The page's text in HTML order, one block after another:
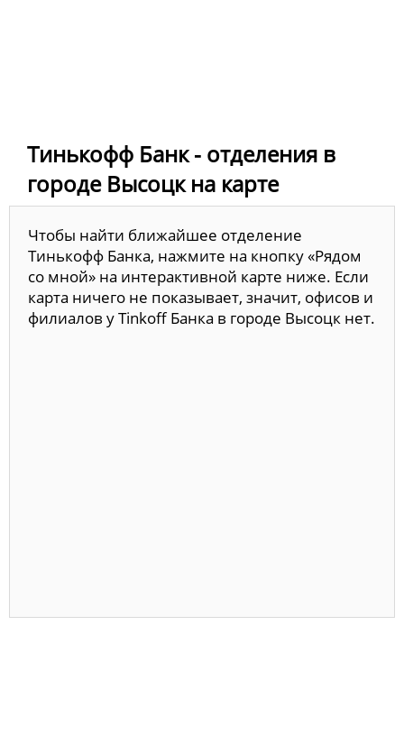
Тинькофф Банк - отделения в
городе Высоцк на карте
Чтобы найти ближайшее отделение
Тинькофф Банка, нажмите на кнопку «Рядом
со мной» на интерактивной карте ниже. Если
карта ничего не показывает, значит, офисов и
филиалов у Tinkoff Банка в городе Высоцк нет.